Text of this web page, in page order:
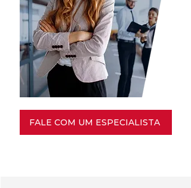
FALE COM UM ESPECIALISTA